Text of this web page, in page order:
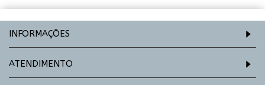
INFORMAÇÕES
ATENDIMENTO